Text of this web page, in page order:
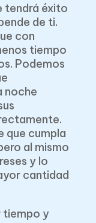
tendrá éxito
de ti.
con
tiempo
Podemos
noche
que cumpla
al mismo
y lo
cantidad
tiempo y